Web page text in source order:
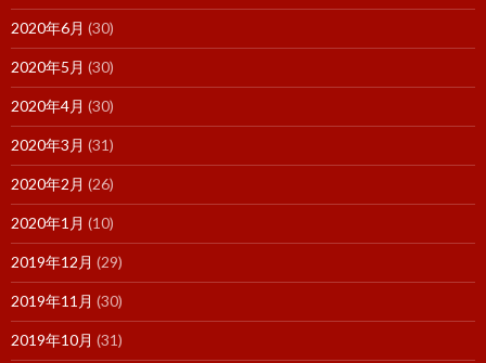
2020年6月 (30)
2020年5月 (30)
2020年4月 (30)
2020年3月 (31)
2020年2月 (26)
2020年1月 (10)
2019年12月 (29)
2019年11月 (30)
2019年10月 (31)